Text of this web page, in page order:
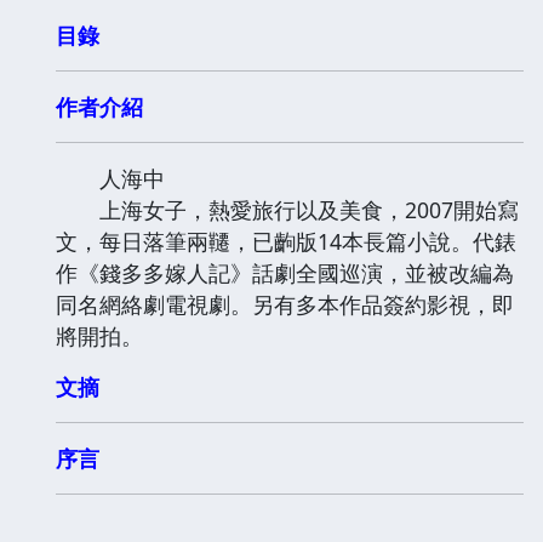
目錄
作者介紹
人海中
上海女子，熱愛旅行以及美食，2007開始寫
文，每日落筆兩韆，已齣版14本長篇小說。代錶
作《錢多多嫁人記》話劇全國巡演，並被改編為
同名網絡劇電視劇。另有多本作品簽約影視，即
將開拍。
文摘
序言